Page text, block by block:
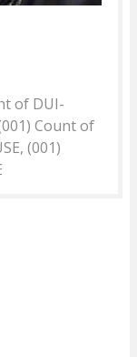
of DUI-
Count of
(001)